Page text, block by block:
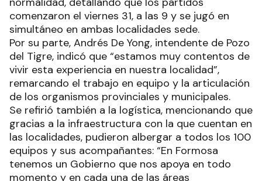
comenzaron el viernes 31, a las 9 y se jugó en
simultáneo en ambas localidades sede.
Por su parte, Andrés De Yong, intendente de Pozo
del Tigre, indicó que “estamos muy contentos de
vivir esta experiencia en nuestra localidad”,
remarcando el trabajo en equipo y la articulación
de los organismos provinciales y municipales.
Se refirió también a la logística, mencionando que
gracias a la infraestructura con la que cuentan en
las localidades, pudieron albergar a todos los 100
equipos y sus acompañantes: “En Formosa
tenemos un Gobierno que nos apoya en todo
momento y en cada una de las áreas